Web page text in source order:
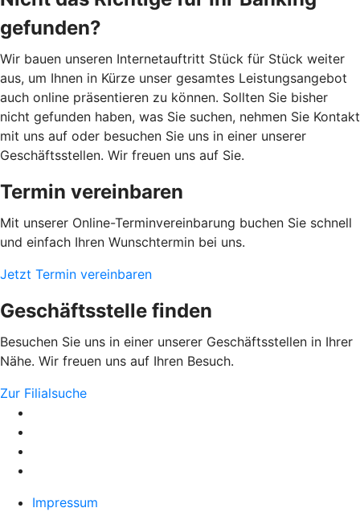
gefunden?
Wir bauen unseren Internetauftritt Stück für Stück weiter
aus, um Ihnen in Kürze unser gesamtes Leistungsangebot
auch online präsentieren zu können. Sollten Sie bisher
nicht gefunden haben, was Sie suchen, nehmen Sie Kontakt
mit uns auf oder besuchen Sie uns in einer unserer
Geschäftsstellen. Wir freuen uns auf Sie.
Termin vereinbaren
Mit unserer Online-Terminvereinbarung buchen Sie schnell
und einfach Ihren Wunschtermin bei uns.
Jetzt Termin vereinbaren
Geschäftsstelle finden
Besuchen Sie uns in einer unserer Geschäftsstellen in Ihrer
Nähe. Wir freuen uns auf Ihren Besuch.
Zur Filialsuche
Impressum